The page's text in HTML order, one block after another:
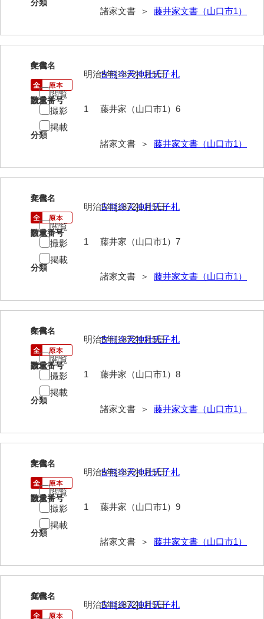
大中家文書
大村益次郎文書
大本氏収集文書
岡家文書（福栄村）
岡家文書（周南市）
岡田学収集史料
岡藤家文書
岡本家文書（周防大島町）
尾崎家文書
尾崎家文書（防府市）
小沢太郎文書
小田家文書（柳井市和田）
小田家文書（山口市下小鯖）
小野家文書
影山家文書
鹿島家文書
鍛冶利吉文書
分類
諸家文書 ＞ 藤井家文書（山口市1）
6
文書名
古熊今天神社氏子札
請求番号
藤井家（山口市1）6
分類
諸家文書 ＞ 藤井家文書（山口市1）
年代
明治5年[1872]1月5日
数量
1
閲覧
撮影
掲載
7
文書名
古熊今天神社氏子札
請求番号
藤井家（山口市1）7
分類
諸家文書 ＞ 藤井家文書（山口市1）
年代
明治5年[1872]1月5日
数量
1
閲覧
撮影
掲載
8
文書名
古熊今天神社氏子札
請求番号
藤井家（山口市1）8
分類
諸家文書 ＞ 藤井家文書（山口市1）
年代
明治5年[1872]1月5日
数量
1
閲覧
撮影
掲載
9
文書名
古熊今天神社氏子札
請求番号
藤井家（山口市1）9
分類
諸家文書 ＞ 藤井家文書（山口市1）
年代
明治5年[1872]1月5日
数量
1
閲覧
撮影
掲載
10
文書名
古熊今天神社氏子札
年代
明治5年[1872]1月5日